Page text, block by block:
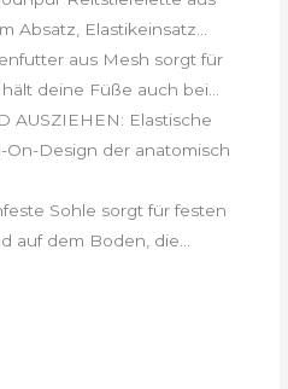
Absatz, Elastikeinsatz...
aus Mesh sorgt für
deine Füße auch bei...
AUSZIEHEN: Elastische
On-Design der anatomisch
Sohle sorgt für festen
auf dem Boden, die...